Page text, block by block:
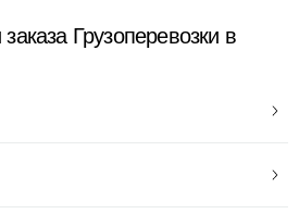
Грузоперевозки в